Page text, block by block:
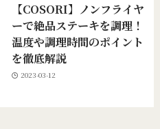
【COSORI】ノンフライヤ
ーで絶品ステーキを調理！
温度や調理時間のポイント
を徹底解説
2023-03-12